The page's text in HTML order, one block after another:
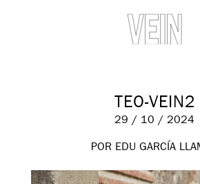
TEO-VEIN2
29 / 10 / 2024
POR EDU GARCÍA